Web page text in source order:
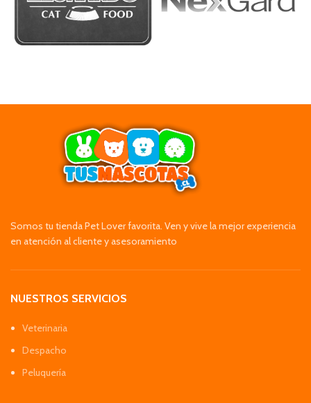
Somos tu tienda Pet Lover favorita. Ven y vive la mejor experiencia
en atención al cliente y asesoramiento
NUESTROS SERVICIOS
Veterinaria
Despacho
Peluquería